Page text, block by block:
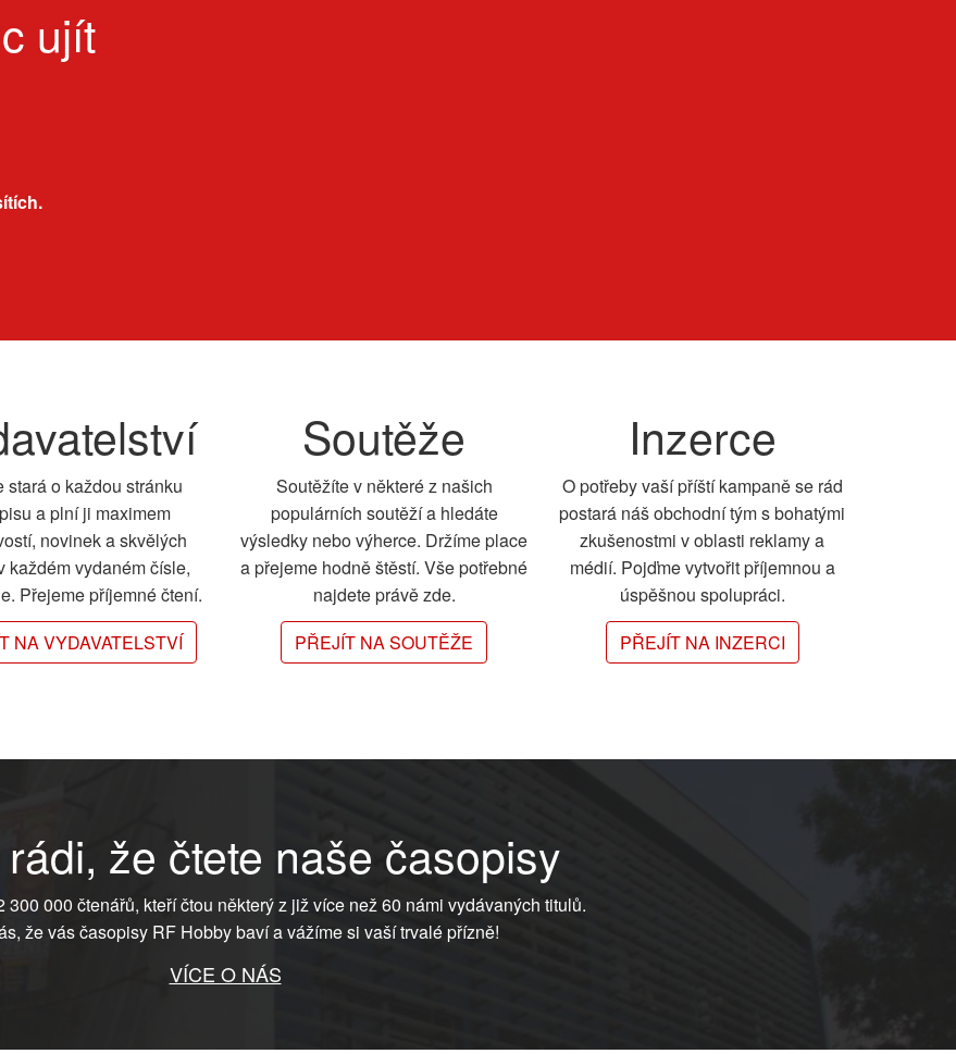
ujít
stará o každou stránku
a plní ji maximem
novinek a skvělých
každém vydaném čísle,
Přejeme příjemné čtení.
NA VYDAVATELSTVÍ
Soutěže
Soutěžíte v některé z našich
populárních soutěží a hledáte
výsledky nebo výherce. Držíme place
a přejeme hodně štěstí. Vše potřebné
najdete právě zde.
PŘEJÍT NA SOUTĚŽE
Inzerce
O potřeby vaší příští kampaně se rád
postará náš obchodní tým s bohatými
zkušenostmi v oblasti reklamy a
médií. Pojďme vytvořit příjemnou a
úspěšnou spolupráci.
PŘEJÍT NA INZERCI
že čtete naše časopisy
300 000 čtenářů, kteří čtou některý z již více než 60 námi vydávaných titulů.
že vás časopisy RF Hobby baví a vážíme si vaší trvalé přízně!
VÍCE O NÁS